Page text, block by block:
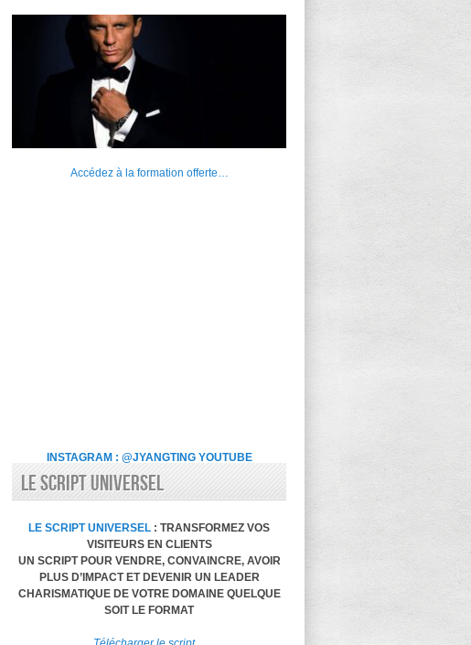
Accédez à la formation offerte…
INSTAGRAM : @JYANGTING YOUTUBE
LE SCRIPT UNIVERSEL
LE SCRIPT UNIVERSEL : TRANSFORMEZ VOS
VISITEURS EN CLIENTS
UN SCRIPT POUR VENDRE, CONVAINCRE, AVOIR
PLUS D’IMPACT ET DEVENIR UN LEADER
CHARISMATIQUE DE VOTRE DOMAINE QUELQUE
SOIT LE FORMAT